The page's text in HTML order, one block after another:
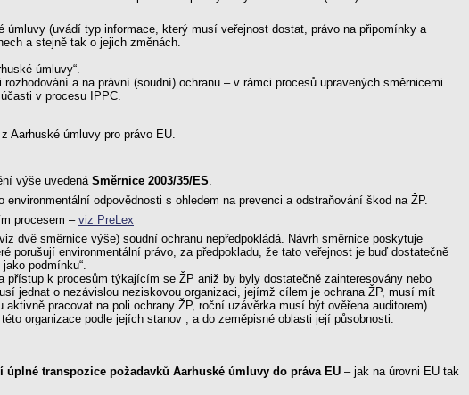
(uvádí typ informace, který musí veřejnost dostat, právo na připomínky a
a stejně tak o jejich změnách.
úmluvy“.
a na právní (soudní) ochranu – v rámci procesů upravených směrnicemi
v procesu IPPC.
Aarhuské úmluvy pro právo EU.
výše uvedená Směrnice 2003/35/ES.
environmentální odpovědnosti s ohledem na prevenci a odstraňování škod na ŽP.
procesem – viz PreLex
dvě směrnice výše) soudní ochranu nepředpokládá. Návrh směrnice poskytuje
porušují environmentální právo, za předpokladu, že tato veřejnost je buď dostatečně
podmínku“.
k procesům týkajícím se ŽP aniž by byly dostatečně zainteresovány nebo
jednat o nezávislou neziskovou organizaci, jejímž cílem je ochrana ŽP, musí mít
pracovat na poli ochrany ŽP, roční uzávěrka musí být ověřena auditorem).
organizace podle jejích stanov , a do zeměpisné oblasti její působnosti.
transpozice požadavků Aarhuské úmluvy do práva EU – jak na úrovni EU tak